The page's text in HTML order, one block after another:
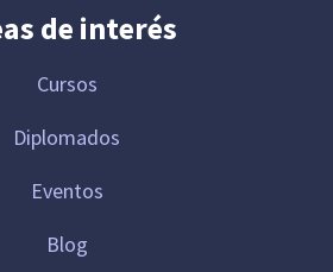
de interés
Cursos
Diplomados
Eventos
Blog